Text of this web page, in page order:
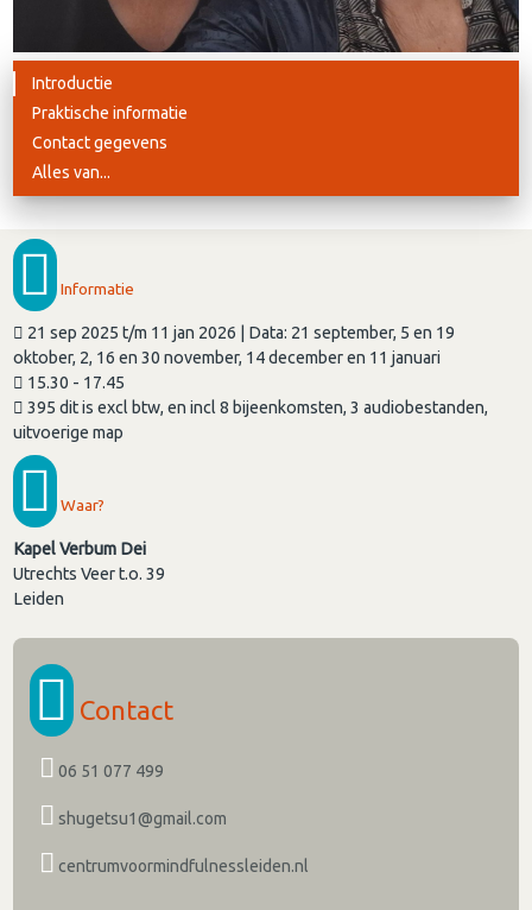
Introductie
Praktische informatie
Contact gegevens
Alles van...
Informatie
21 sep 2025 t/m 11 jan 2026 | Data: 21 september, 5 en 19
oktober, 2, 16 en 30 november, 14 december en 11 januari
15.30 - 17.45
395 dit is excl btw, en incl 8 bijeenkomsten, 3 audiobestanden,
uitvoerige map
Waar?
Kapel Verbum Dei
Utrechts Veer t.o. 39
Leiden
Contact
06 51 077 499
shugetsu1@gmail.com
centrumvoormindfulnessleiden.nl